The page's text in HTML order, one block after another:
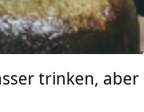
trinken, aber